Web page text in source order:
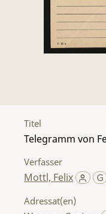
Titel
Telegramm von
Verfasser
Mottl, Felix
Adressat(en)